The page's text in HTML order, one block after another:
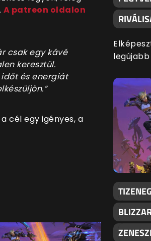
A patreon oldalon
csak egy kávé
keresztül.
és energiát
cél egy igényes, a